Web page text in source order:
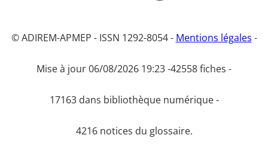
© ADIREM-APMEP - ISSN 1292-8054 - Mentions légales -
Mise à jour 06/08/2026 19:23 -42558 fiches -
17163 dans bibliothèque numérique -
4216 notices du glossaire.